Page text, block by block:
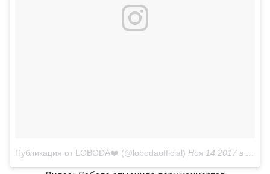
Публикация от LOBODA❤️ (@lobodaofficial) Ноя 14 2017 в 6:09 PST